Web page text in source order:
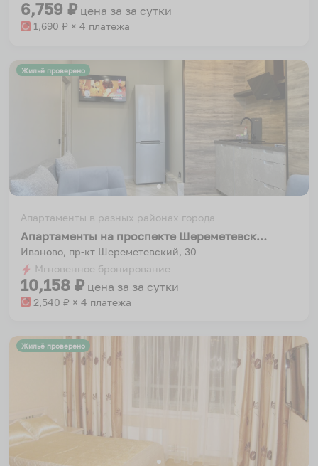
6,759 ₽ цена за за сутки
1,690 ₽ × 4 платежа
Жильё проверено
Апартаменты в разных районах города
Апартаменты на проспекте Шереметевский
Иваново, пр-кт Шереметевский, 30
Мгновенное бронирование
10,158 ₽ цена за за сутки
2,540 ₽ × 4 платежа
Жильё проверено